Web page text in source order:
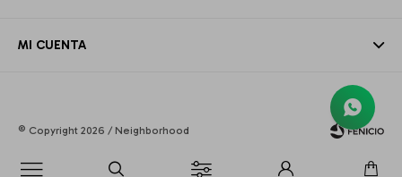

MI CUENTA
© Copyright 2026 / Neighborhood